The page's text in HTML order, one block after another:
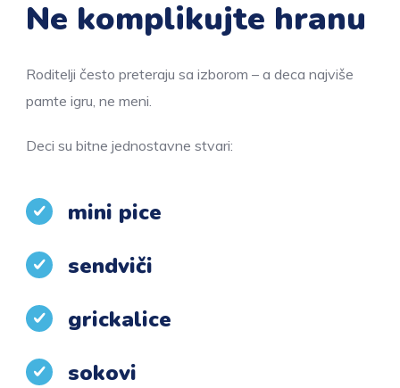
Ne komplikujte hranu
Roditelji često preteraju sa izborom – a deca najviše
pamte igru, ne meni.
Deci su bitne jednostavne stvari:
mini pice
sendviči
grickalice
sokovi